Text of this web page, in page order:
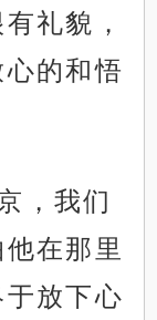
礼貌，
的和悟
，我们
在那里
放下心